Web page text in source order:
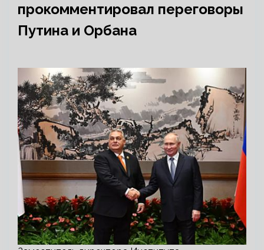
прокомментировал переговоры
Путина и Орбана